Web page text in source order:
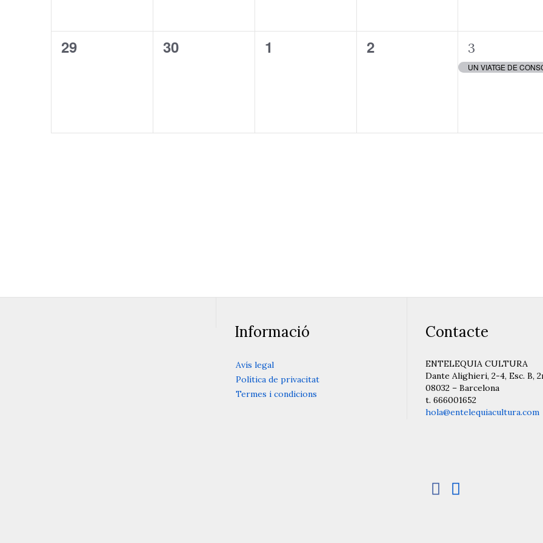
0
29
0
30
0
1
0
esdeveniments,
2
1
3
UN VIATGE DE
Informació
Avís legal
Política de privacitat
Termes i condicions
Contacte
ENTELEQUIA CULTURA
Dante Alighieri, 2-4, Esc. B,
08032 – Barcelona
t. 666001652
hola@entelequiacultura.com
 